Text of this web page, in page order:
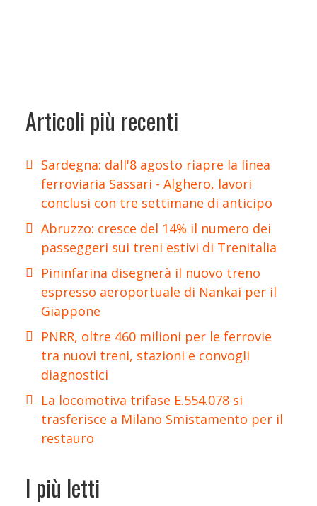
Articoli più recenti
Sardegna: dall'8 agosto riapre la linea
ferroviaria Sassari - Alghero, lavori
conclusi con tre settimane di anticipo
Abruzzo: cresce del 14% il numero dei
passeggeri sui treni estivi di Trenitalia
Pininfarina disegnerà il nuovo treno
espresso aeroportuale di Nankai per il
Giappone
PNRR, oltre 460 milioni per le ferrovie
tra nuovi treni, stazioni e convogli
diagnostici
La locomotiva trifase E.554.078 si
trasferisce a Milano Smistamento per il
restauro
I più letti